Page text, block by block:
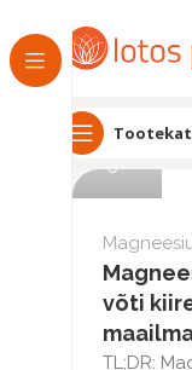
Eneli
võti
TL;DR: